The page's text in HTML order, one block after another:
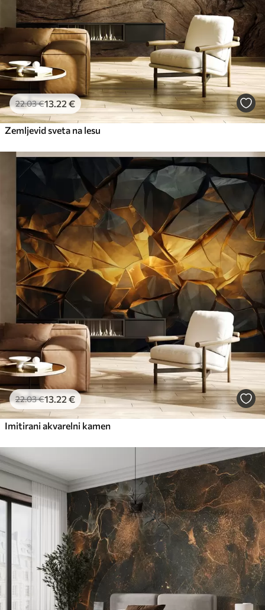
22.03€13 .22 €
Zemljevid sveta na lesu
22.03€13 .22 €
Imitirani akvarelni kamen